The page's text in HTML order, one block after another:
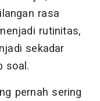
rasa
rutinitas,
sekadar
soal.
pernah sering